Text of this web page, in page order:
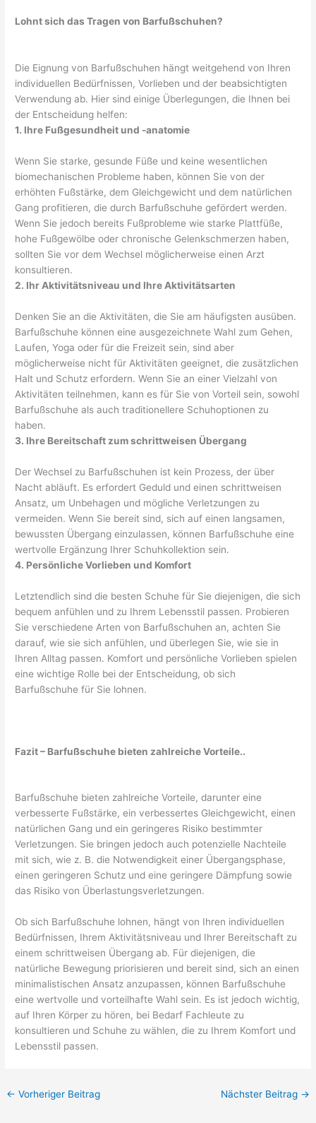
Lohnt sich das Tragen von Barfußschuhen?
Die Eignung von Barfußschuhen hängt weitgehend von Ihren
individuellen Bedürfnissen, Vorlieben und der beabsichtigten
Verwendung ab. Hier sind einige Überlegungen, die Ihnen bei
der Entscheidung helfen:
1. Ihre Fußgesundheit und -anatomie
Wenn Sie starke, gesunde Füße und keine wesentlichen
biomechanischen Probleme haben, können Sie von der
erhöhten Fußstärke, dem Gleichgewicht und dem natürlichen
Gang profitieren, die durch Barfußschuhe gefördert werden.
Wenn Sie jedoch bereits Fußprobleme wie starke Plattfüße,
hohe Fußgewölbe oder chronische Gelenkschmerzen haben,
sollten Sie vor dem Wechsel möglicherweise einen Arzt
konsultieren.
2. Ihr Aktivitätsniveau und Ihre Aktivitätsarten
Denken Sie an die Aktivitäten, die Sie am häufigsten ausüben.
Barfußschuhe können eine ausgezeichnete Wahl zum Gehen,
Laufen, Yoga oder für die Freizeit sein, sind aber
möglicherweise nicht für Aktivitäten geeignet, die zusätzlichen
Halt und Schutz erfordern. Wenn Sie an einer Vielzahl von
Aktivitäten teilnehmen, kann es für Sie von Vorteil sein, sowohl
Barfußschuhe als auch traditionellere Schuhoptionen zu
haben.
3. Ihre Bereitschaft zum schrittweisen Übergang
Der Wechsel zu Barfußschuhen ist kein Prozess, der über
Nacht abläuft. Es erfordert Geduld und einen schrittweisen
Ansatz, um Unbehagen und mögliche Verletzungen zu
vermeiden. Wenn Sie bereit sind, sich auf einen langsamen,
bewussten Übergang einzulassen, können Barfußschuhe eine
wertvolle Ergänzung Ihrer Schuhkollektion sein.
4. Persönliche Vorlieben und Komfort
Letztendlich sind die besten Schuhe für Sie diejenigen, die sich
bequem anfühlen und zu Ihrem Lebensstil passen. Probieren
Sie verschiedene Arten von Barfußschuhen an, achten Sie
darauf, wie sie sich anfühlen, und überlegen Sie, wie sie in
Ihren Alltag passen. Komfort und persönliche Vorlieben spielen
eine wichtige Rolle bei der Entscheidung, ob sich
Barfußschuhe für Sie lohnen.
Fazit – Barfußschuhe bieten zahlreiche Vorteile..
Barfußschuhe bieten zahlreiche Vorteile, darunter eine
verbesserte Fußstärke, ein verbessertes Gleichgewicht, einen
natürlichen Gang und ein geringeres Risiko bestimmter
Verletzungen. Sie bringen jedoch auch potenzielle Nachteile
mit sich, wie z. B. die Notwendigkeit einer Übergangsphase,
einen geringeren Schutz und eine geringere Dämpfung sowie
das Risiko von Überlastungsverletzungen.
Ob sich Barfußschuhe lohnen, hängt von Ihren individuellen
Bedürfnissen, Ihrem Aktivitätsniveau und Ihrer Bereitschaft zu
einem schrittweisen Übergang ab. Für diejenigen, die
natürliche Bewegung priorisieren und bereit sind, sich an einen
minimalistischen Ansatz anzupassen, können Barfußschuhe
eine wertvolle und vorteilhafte Wahl sein. Es ist jedoch wichtig,
auf Ihren Körper zu hören, bei Bedarf Fachleute zu
konsultieren und Schuhe zu wählen, die zu Ihrem Komfort und
Lebensstil passen.
← Vorheriger Beitrag Nächster Beitrag →